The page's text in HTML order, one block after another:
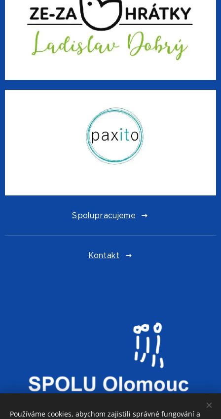
Spolupracujeme
Kontakt
Používáme cookies, abychom zajistili správné fungování a